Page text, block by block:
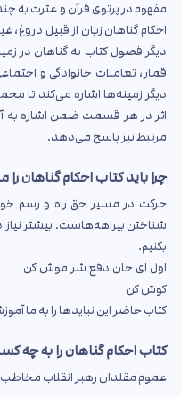
مفهوم در پرتوی قرآن و عترت به
احکام گناهان زبان از قبیل
دیگر فصول کتاب به گناهان در
قمار، تعاملات خانوادگی و
دیگر زمینه‌ها اشاره می‌کند تا
اثر در هر قسمت ضمن اشاره به
مرتبط نیز پاسخ می‌دهد.
چرا باید کتاب احکام گناهان را
حرکت در مسیر حق راه و رسم خود
شناختن بیراهه‌هاست. بیشتر نیاز
بکنیم.
اول ای جان دفع شر
کوش کن
کتاب حاضر این نبایدها را به ما
کتاب احکام گناهان را به چه
عموم مقلدان رهبر انقلاب